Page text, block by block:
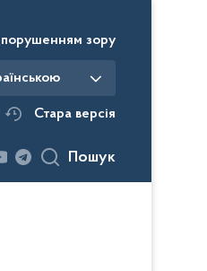
зору
Стара версія
Пошук